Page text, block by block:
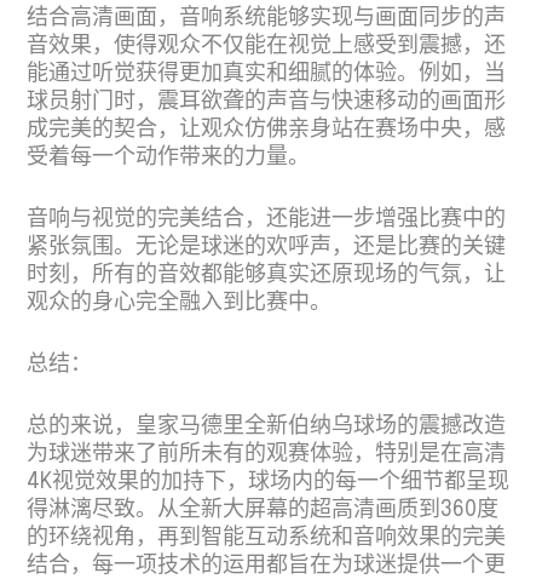
结合高清画面，音响系统能够实现与画面同步的声
音效果，使得观众不仅能在视觉上感受到震撼，还
能通过听觉获得更加真实和细腻的体验。例如，当
球员射门时，震耳欲聋的声音与快速移动的画面形
成完美的契合，让观众仿佛亲身站在赛场中央，感
受着每一个动作带来的力量。
音响与视觉的完美结合，还能进一步增强比赛中的
紧张氛围。无论是球迷的欢呼声，还是比赛的关键
时刻，所有的音效都能够真实还原现场的气氛，让
观众的身心完全融入到比赛中。
总结：
总的来说，皇家马德里全新伯纳乌球场的震撼改造
为球迷带来了前所未有的观赛体验，特别是在高清
4K视觉效果的加持下，球场内的每一个细节都呈现
得淋漓尽致。从全新大屏幕的超高清画质到360度
的环绕视角，再到智能互动系统和音响效果的完美
结合，每一项技术的运用都旨在为球迷提供一个更